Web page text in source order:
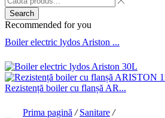
Search
Recommended for you
Boiler electric lydos Ariston ...
Rezistență boiler cu flanșă AR...
Prima pagină / Sanitare /